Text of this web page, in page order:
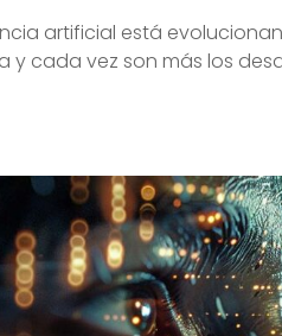
artificial está
y cada vez son más los